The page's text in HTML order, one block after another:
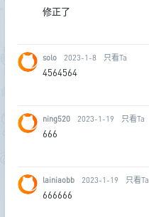
修正了
solo 2023-1-8 只看Ta
4564564
ning520 2023-1-19 只看Ta
666
lainiaobb 2023-1-19 只看Ta
666666